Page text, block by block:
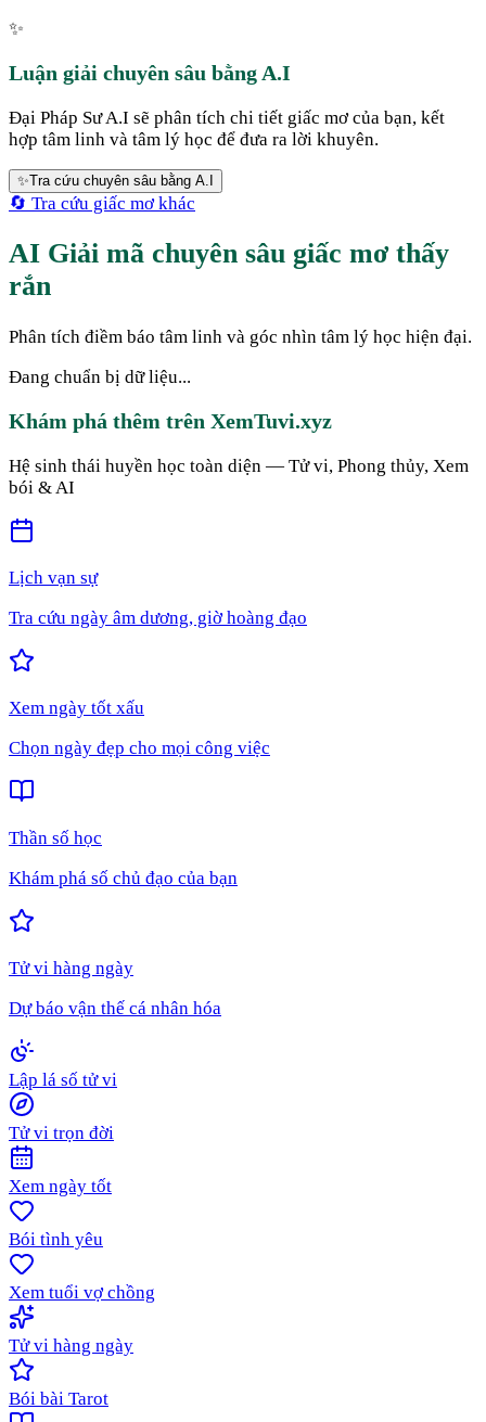
✨
Luận giải chuyên sâu bằng A.I
Đại Pháp Sư A.I sẽ phân tích chi tiết giấc mơ của bạn, kết
hợp tâm linh và tâm lý học để đưa ra lời khuyên.
✨Tra cứu chuyên sâu bằng A.I
🔄 Tra cứu giấc mơ khác
AI Giải mã chuyên sâu giấc mơ thấy
rắn
Phân tích điềm báo tâm linh và góc nhìn tâm lý học hiện đại.
Đang chuẩn bị dữ liệu...
Khám phá thêm trên XemTuvi.xyz
Hệ sinh thái huyền học toàn diện — Tử vi, Phong thủy, Xem
bói & AI
Lịch vạn sự
Tra cứu ngày âm dương, giờ hoàng đạo
Xem ngày tốt xấu
Chọn ngày đẹp cho mọi công việc
Thần số học
Khám phá số chủ đạo của bạn
Tử vi hàng ngày
Dự báo vận thế cá nhân hóa
Lập lá số tử vi
Tử vi trọn đời
Xem ngày tốt
Bói tình yêu
Xem tuổi vợ chồng
Tử vi hàng ngày
Bói bài Tarot